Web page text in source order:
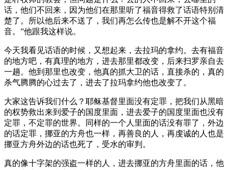
话，他们不回来，因为他们在那里听了福音得救了话语特别清
楚了。所以他后来不送了，我们再怎么传也是解不开这个福
音。”他跟我这样说。
今天我看见话语的时候，又想起来，去拉玛的拿约。去有福音
的地方吧，有真理的地方，进去那里都改变，后来扫罗亲自去
一趟。他到那里也改变，他真的抓大卫的话，直接杀的，真的
杀气腾腾的心过去了，进去了拉玛拿约他也改变了。
大家这告诉我们什么？耶稣基督里面没有定罪，把我们从黑暗
的权势救出来到爱子的国度里面，进去爱子的国度里面也没有
定罪，不定罪的世界。同样的一个人里面的话没有罪了，外边
的话定罪，挪亚的方舟也一样，再善良的人，再虔诚的人也是
挪亚方舟外边的话也死了，受水的审判。
真的像十字架的强盗一样的人，进去挪亚的方舟里面的话，他